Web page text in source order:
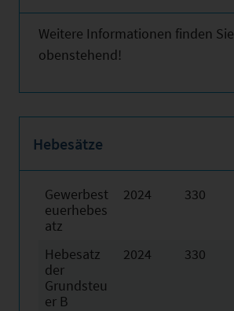
Weitere Informationen finden Sie
obenstehend!
Hebesätze
Gewerbest
euerhebes
atz
2024 330
Hebesatz
der
Grundsteu
er B
2024 330